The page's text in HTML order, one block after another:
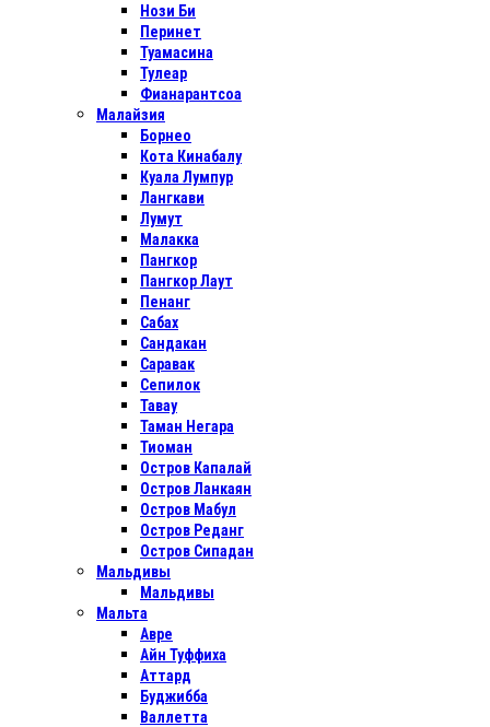
Нози Би
Перинет
Туамасина
Тулеар
Фианарантсоа
Малайзия
Борнео
Кота Кинабалу
Куала Лумпур
Лангкави
Лумут
Малакка
Пангкор
Пангкор Лаут
Пенанг
Сабах
Сандакан
Саравак
Сепилок
Тавау
Таман Негара
Тиоман
Остров Капалай
Остров Ланкаян
Остров Мабул
Остров Реданг
Остров Сипадан
Мальдивы
Мальдивы
Мальта
Авре
Айн Туффиха
Аттард
Буджибба
Валлетта